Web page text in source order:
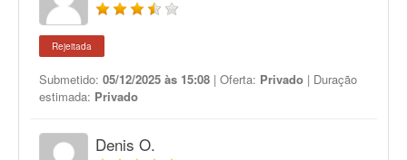
Rejeitada
Submetido: 05/12/2025 às 15:08 | Oferta: Privado | Duração
estimada: Privado
Denis O.